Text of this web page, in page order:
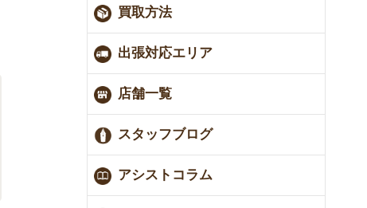
買取方法
出張対応エリア
店舗一覧
スタッフブログ
アシストコラム